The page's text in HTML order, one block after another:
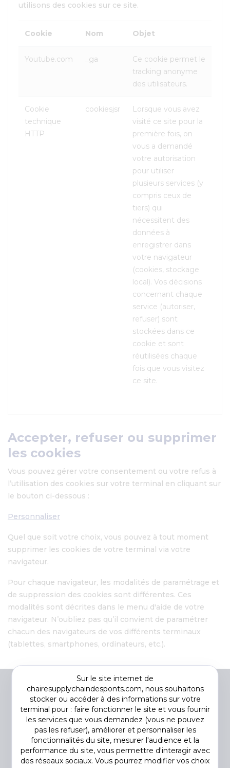
utilisons des cookies sur ce site.
Cookie Nom Objet
Youtube.com _ga
Ce cookie permet le
tracking anonyme
des utilisateurs.
Cookie
technique
HTTP
cookiesjsr
Lorsque vous avez
visité ce site pour la
première fois, on
vous a demandé
votre autorisation
pour utiliser
plusieurs services (y
compris ceux de
tiers) qui
nécessitent des
données à
enregistrer dans
votre navigateur
(cookies, stockage
local). Vos décisions
concernant chaque
service (autoriser,
refuser) sont
stockées dans ce
cookie et sont
réutilisées chaque
fois que vous visitez
ce site.
Accepter, refuser ou supprimer
les cookies
Vous pouvez gérer votre consentement ou votre refus à
l’utilisation des cookies sur votre terminal en cliquant sur
le bouton ci-dessous :
Personnaliser
Quel que soit votre choix, vous pouvez à tout moment
supprimer les cookies de votre terminal via votre
navigateur.
Pour chaque navigateur, les modalités de paramétrage et
de suppression des cookies sont différentes. Ces
modalités sont décrites dans le menu d'aide de votre
navigateur. N’oubliez pas qu’il convient de paramétrer
chacun des navigateurs de vos différents terminaux
(tablettes, smartphones, ordinateurs, etc.).
Sur le site internet de
chairesupplychaindesponts.com, nous souhaitons
stocker ou accéder à des informations sur votre
terminal pour : faire fonctionner le site et vous fournir
les services que vous demandez (vous ne pouvez
pas les refuser), améliorer et personnaliser les
fonctionnalités du site, mesurer l'audience et la
performance du site, vous permettre d'interagir avec
des réseaux sociaux. Vous pourrez modifier vos choix
Footer
COOKIES